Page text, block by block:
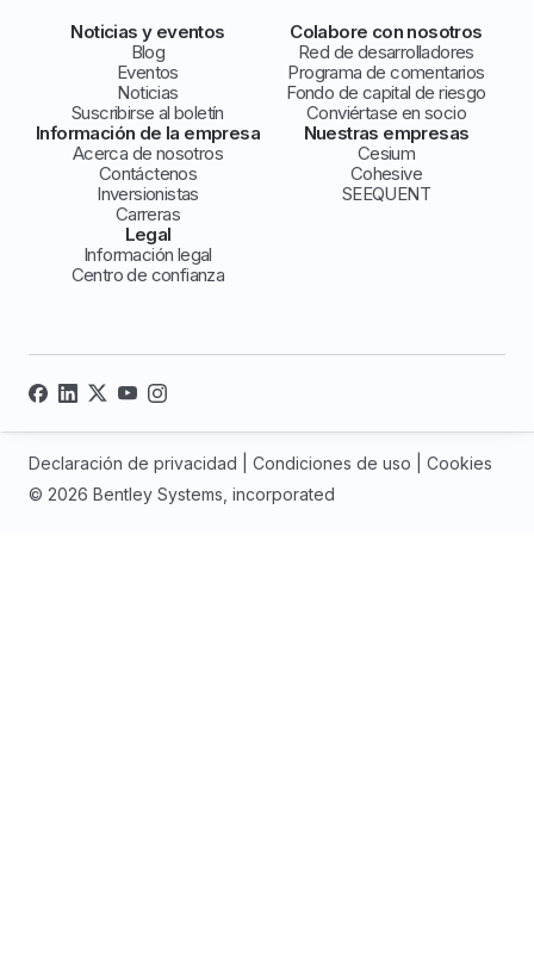
Noticias y eventos
Blog
Eventos
Noticias
Suscribirse al boletín
Colabore con nosotros
Red de desarrolladores
Programa de comentarios
Fondo de capital de riesgo
Conviértase en socio
Información de la empresa
Acerca de nosotros
Contáctenos
Inversionistas
Carreras
Nuestras empresas
Cesium
Cohesive
SEEQUENT
Legal
Información legal
Centro de confianza
© 2026 Bentley Systems, incorporated
Declaración de privacidad Condiciones de uso Cookies